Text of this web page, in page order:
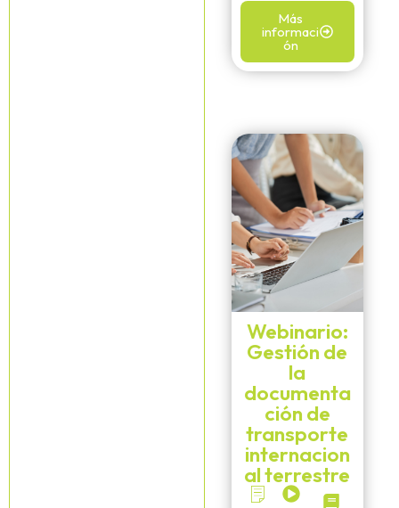
Más
informaci
ón
Webinario:
Gestión de
la
documenta
ción de
transporte
internacion
al terrestre